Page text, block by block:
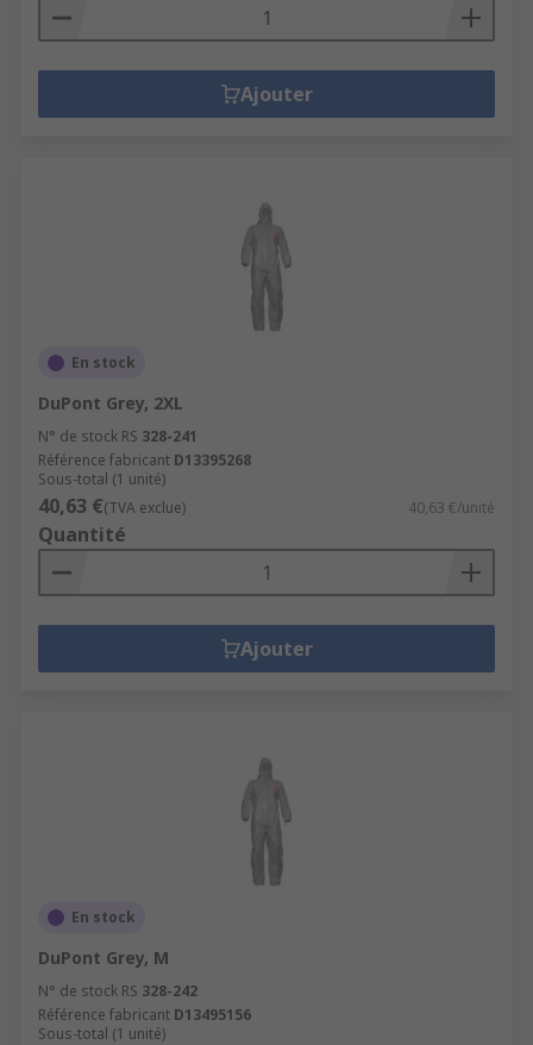
Ajouter
En stock
DuPont Grey, 2XL
N° de stock RS 328-241
Référence fabricant D13395268
Sous-total (1 unité)
40,63 €(TVA exclue) 40,63 €/unité
Quantité
Ajouter
En stock
DuPont Grey, M
N° de stock RS 328-242
Référence fabricant D13495156
Sous-total (1 unité)